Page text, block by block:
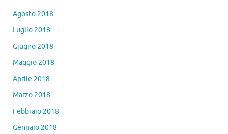
Agosto 2018
Luglio 2018
Giugno 2018
Maggio 2018
Aprile 2018
Marzo 2018
Febbraio 2018
Gennaio 2018